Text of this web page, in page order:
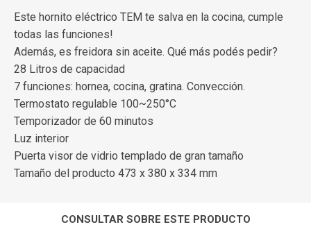
Este hornito eléctrico TEM te salva en la cocina, cumple
todas las funciones!
Además, es freidora sin aceite. Qué más podés pedir?
28 Litros de capacidad
7 funciones: hornea, cocina, gratina. Convección.
Termostato regulable 100~250°C
Temporizador de 60 minutos
Luz interior
Puerta visor de vidrio templado de gran tamaño
Tamaño del producto 473 x 380 x 334 mm
CONSULTAR SOBRE ESTE PRODUCTO